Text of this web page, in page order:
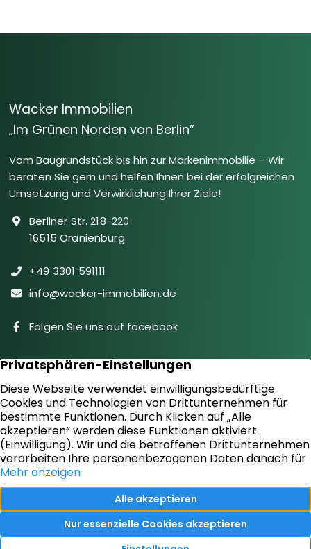
Wacker Immobilien
„Im Grünen Norden von Berlin”
Vom Baugrundstück bis hin zur Markenimmobilie – Wir
beraten Sie gern und helfen Ihnen bei der erfolgreichen
Umsetzung und Verwirklichung Ihrer Ziele!
Berliner Str. 218-220
16515 Oranienburg
+49 3301 591111
info@wacker-immobilien.de
Folgen Sie uns auf facebook
Immobilien
Downloads
Diensteistungen
Aktuelles
Sie suchen
Kontakt
Sie bieten an
Impressum
Kundenstimmen